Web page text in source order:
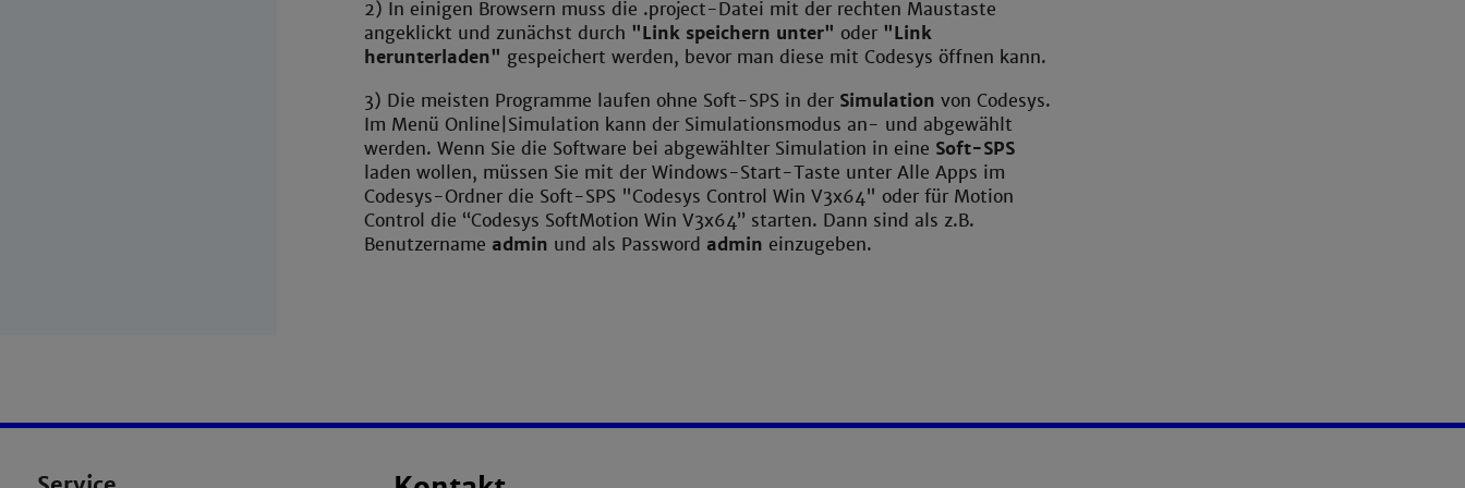
2) In einigen Browsern muss die .project-Datei mit der rechten Maustaste
angeklickt und zunächst durch "Link speichern unter" oder "Link
herunterladen" gespeichert werden, bevor man diese mit Codesys öffnen kann.
3) Die meisten Programme laufen ohne Soft-SPS in der Simulation von Codesys.
Im Menü Online|Simulation kann der Simulationsmodus an- und abgewählt
werden. Wenn Sie die Software bei abgewählter Simulation in eine Soft-SPS
laden wollen, müssen Sie mit der Windows-Start-Taste unter Alle Apps im
Codesys-Ordner die Soft-SPS "Codesys Control Win V3x64" oder für Motion
Control die “Codesys SoftMotion Win V3x64” starten. Dann sind als z.B.
Benutzername admin und als Password admin einzugeben.